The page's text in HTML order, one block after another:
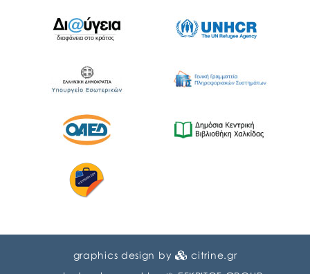
graphics design by
citrine.gr